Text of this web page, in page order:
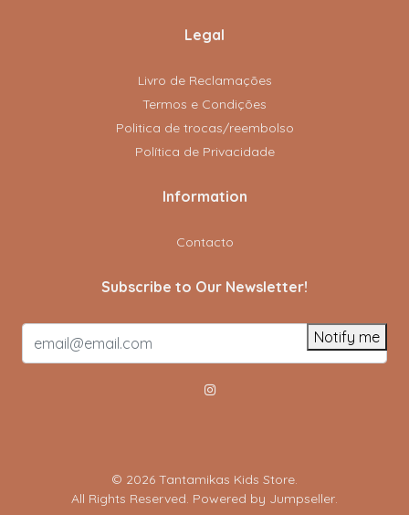
Legal
Livro de Reclamações
Termos e Condições
Politica de trocas/reembolso
Política de Privacidade
Information
Contacto
Subscribe to Our Newsletter!
Notify me
© 2026 Tantamikas Kids Store.
All Rights Reserved. Powered by Jumpseller.